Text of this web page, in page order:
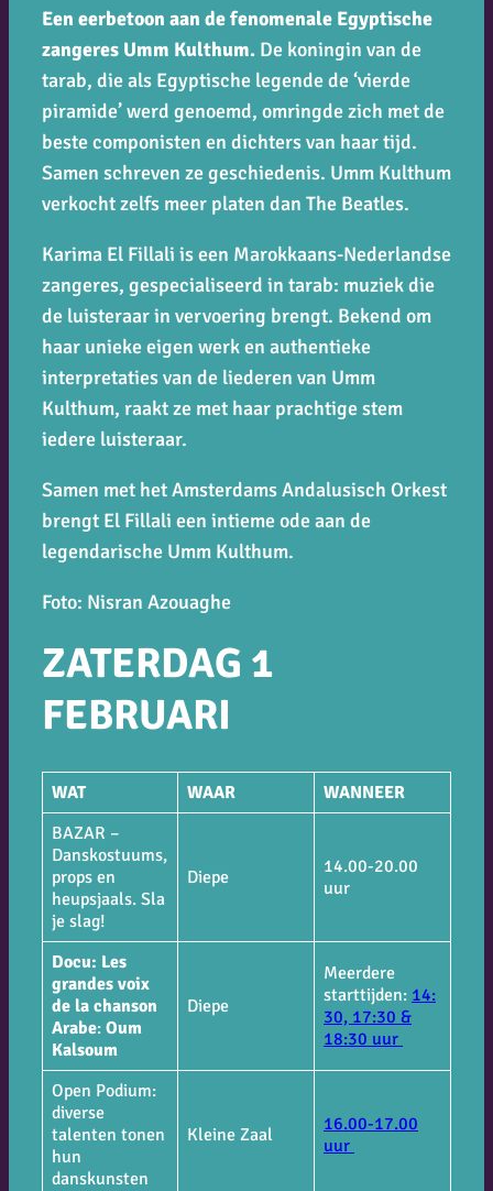
Een eerbetoon aan de fenomenale Egyptische
zangeres Umm Kulthum. De koningin van de
tarab, die als Egyptische legende de ‘vierde
piramide’ werd genoemd, omringde zich met de
beste componisten en dichters van haar tijd.
Samen schreven ze geschiedenis. Umm Kulthum
verkocht zelfs meer platen dan The Beatles.
Karima El Fillali is een Marokkaans-Nederlandse
zangeres, gespecialiseerd in tarab: muziek die
de luisteraar in vervoering brengt. Bekend om
haar unieke eigen werk en authentieke
interpretaties van de liederen van Umm
Kulthum, raakt ze met haar prachtige stem
iedere luisteraar.
Samen met het Amsterdams Andalusisch Orkest
brengt El Fillali een intieme ode aan de
legendarische Umm Kulthum.
Foto: Nisran Azouaghe
ZATERDAG 1
FEBRUARI
WAT WAAR
WANNEER
BAZAR –
Danskostuums,
props en
heupsjaals. Sla
je slag!
Diepe
14.00-20.00
uur
Docu: Les
grandes voix
de la chanson
Arabe: Oum
Kalsoum
Diepe
Meerdere
starttijden: 14:
30, 17:30 &
18:30 uur
Open Podium:
diverse
talenten tonen
hun
danskunsten
Kleine Zaal
16.00-17.00
uur